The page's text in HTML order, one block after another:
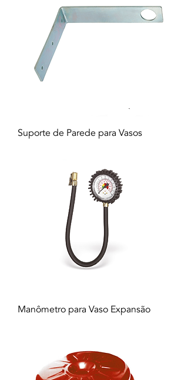
Suporte de Parede para Vasos
Manômetro para Vaso Expansão